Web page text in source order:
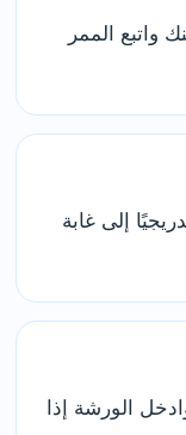
واتبع الممر
إلى غابة
الورشة إذا